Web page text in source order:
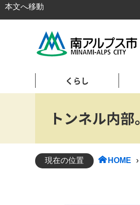
本文へ移動
くらし
トンネル内
現在の位置 HOME ›